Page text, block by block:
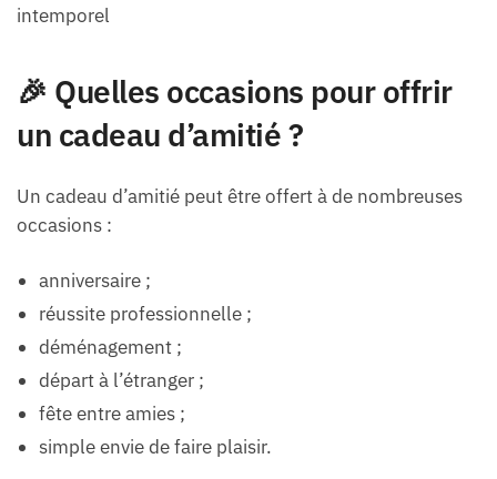
intemporel
🎉 Quelles occasions pour offrir
un cadeau d’amitié ?
Un cadeau d’amitié peut être offert à de nombreuses
occasions :
anniversaire ;
réussite professionnelle ;
déménagement ;
départ à l’étranger ;
fête entre amies ;
simple envie de faire plaisir.